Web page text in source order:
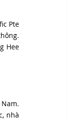
Pte
Hee
nhà